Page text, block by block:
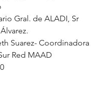
Gral. de ALADI, Sr
Suarez- Coordinadora
Red MAAD